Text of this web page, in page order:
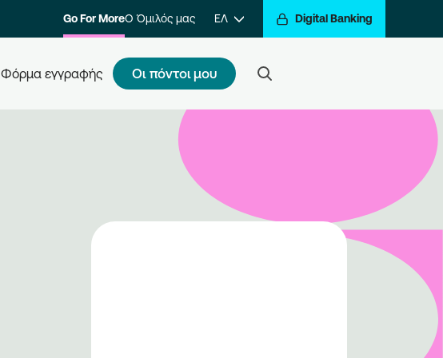
Go For MoreΟ Όμιλός μας ΕΛ Digital Banking
Πώς κάνω εγγραφή
Ελάτε ένα βήμα πιο κοντά στην
επιβράβευση των συναλλαγών σας.
Εγγραφείτε στο πρόγραμμα και να
επιβράβευσης του Go For More.
Φόρμα εγγραφής Οι πόντοι μου